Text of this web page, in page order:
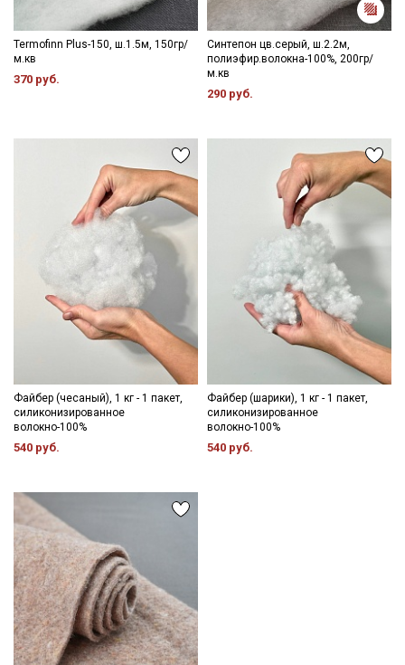
Termofinn Plus-150, ш.1.5м, 150гр/
м.кв
370 руб.
Синтепон цв.серый, ш.2.2м,
полиэфир.волокна-100%, 200гр/
м.кв
290 руб.
Файбер (чесаный), 1 кг - 1 пакет,
силиконизированное
волокно-100%
540 руб.
Файбер (шарики), 1 кг - 1 пакет,
силиконизированное
волокно-100%
540 руб.